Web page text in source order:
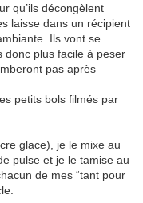
qu’ils décongèlent
laisse dans un récipient
Ils vont se
donc plus facile à peser
pas après
petits bols filmés par
glace), je le mixe au
pulse et je le tamise au
de mes “tant pour